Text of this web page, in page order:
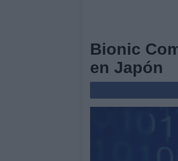
Bionic
en Japón